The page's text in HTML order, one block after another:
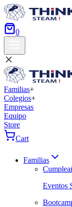
0
Familias+
Colegios+
Empresas
Equipo
Store
Cart
Familias
Eventos